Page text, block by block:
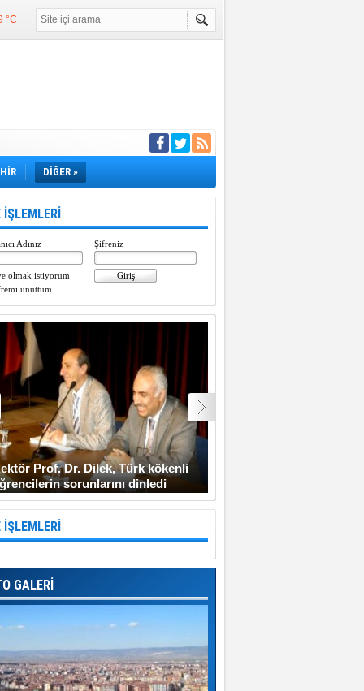
°C
girdi
DİĞER »
İŞLEMLERİ
Adınız Şifreniz
olmak istiyorum
unuttum
Prof. Dr. Dilek, Türk kökenli
sorunlarını dinledi
İŞLEMLERİ
GALERİ